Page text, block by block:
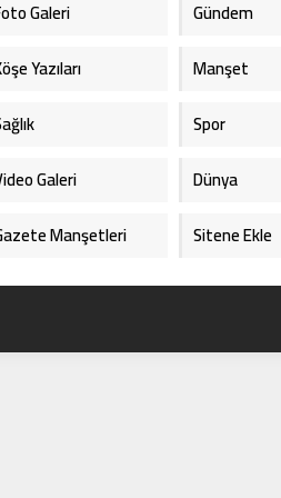
Galeri
Gündem
Yazıları
Manşet
Spor
Galeri
Dünya
Manşetleri Sitene Ekle